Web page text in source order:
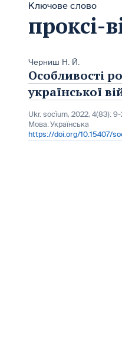
Ключове слово
проксі-
Черниш Н. Й.
Особливості
української
Ukr. socìum, 2022, 4(83): 9-
Мова:Українська
https://doi.org/10.15407/